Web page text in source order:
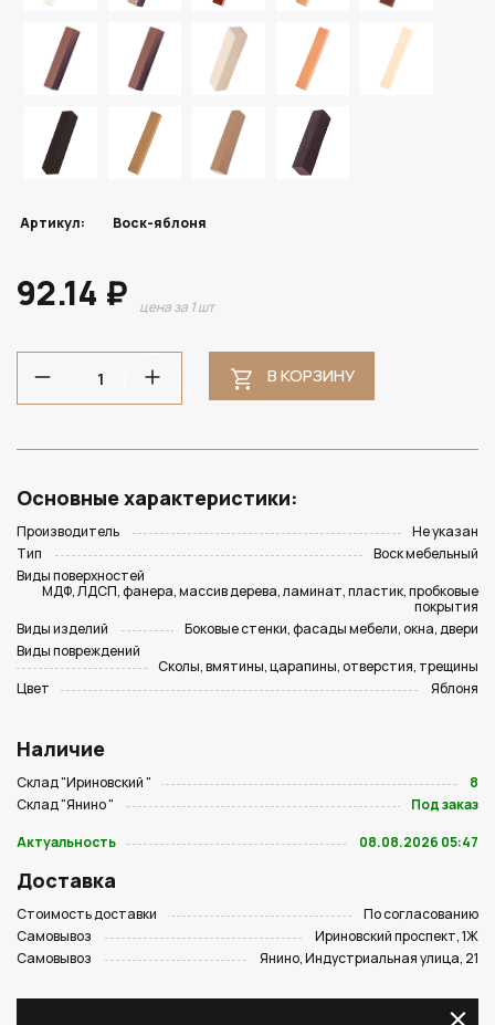
Артикул: Воск-яблоня
92.14 ₽ цена за 1 шт
В КОРЗИНУ
Основные характеристики:
Производитель
Не указан
Тип
Воск мебельный
Виды поверхностей
МДФ, ЛДСП, фанера, массив дерева, ламинат, пластик, пробковые
покрытия
Виды изделий
Боковые стенки, фасады мебели, окна, двери
Виды повреждений
Сколы, вмятины, царапины, отверстия, трещины
Цвет
Яблоня
Наличие
Склад "Ириновский "
8
Склад "Янино "
Под заказ
Актуальность
08.08.2026 05:47
Доставка
Стоимость доставки
По согласованию
Самовывоз
Ириновский проспект, 1Ж
Самовывоз
Янино, Индустриальная улица, 21